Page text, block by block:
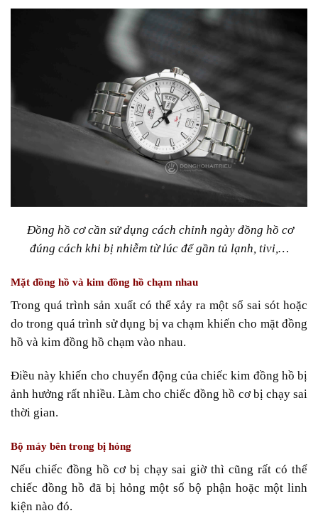
Đồng hồ cơ cần sử dụng cách chỉnh ngày đồng hồ cơ
đúng cách khi bị nhiễm từ lúc để gần tủ lạnh, tivi,…
Mặt đồng hồ và kim đồng hồ chạm nhau
Trong quá trình sản xuất có thể xảy ra một số sai sót hoặc
do trong quá trình sử dụng bị va chạm khiến cho mặt đồng
hồ và kim đồng hồ chạm vào nhau.
Điều này khiến cho chuyển động của chiếc kim đồng hồ bị
ảnh hưởng rất nhiều. Làm cho chiếc đồng hồ cơ bị chạy sai
thời gian.
Bộ máy bên trong bị hỏng
Nếu chiếc đồng hồ cơ bị chạy sai giờ thì cũng rất có thể
chiếc đồng hồ đã bị hỏng một số bộ phận hoặc một linh
kiện nào đó.